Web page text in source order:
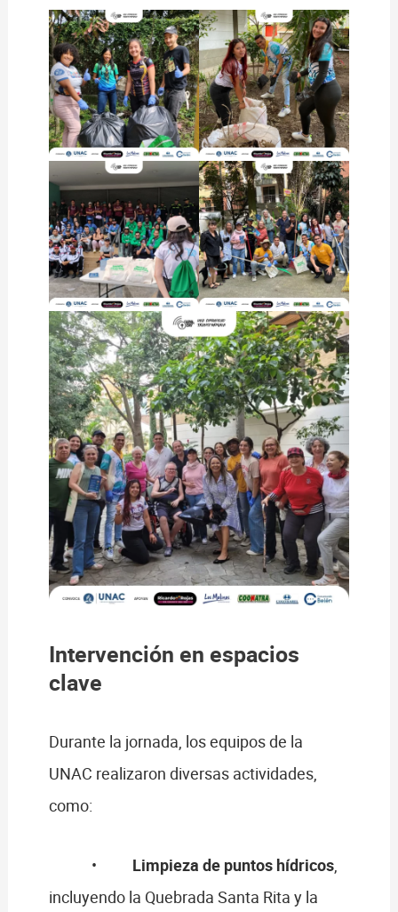
Intervención en espacios
clave
Durante la jornada, los equipos de la
UNAC realizaron diversas actividades,
como:
• Limpieza de puntos hídricos,
incluyendo la Quebrada Santa Rita y la